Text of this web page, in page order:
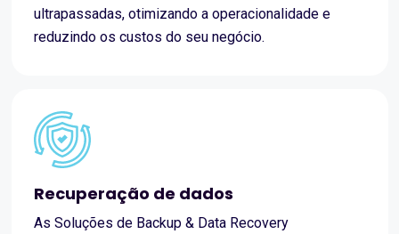
ultrapassadas, otimizando a operacionalidade e
reduzindo os custos do seu negócio.
Recuperação de dados
As Soluções de Backup & Data Recovery